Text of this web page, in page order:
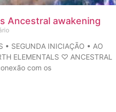
Ancestral awakening
• SEGUNDA INICIAÇÃO • AO
ELEMENTALS ♡ ANCESTRAL
com os